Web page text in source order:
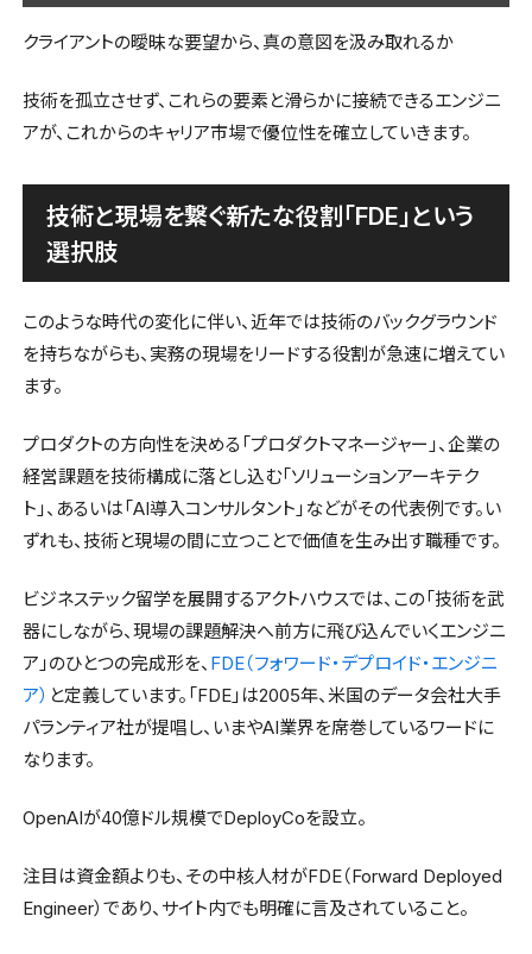
クライアントの曖昧な要望から、真の意図を汲み取れるか
技術を孤立させず、これらの要素と滑らかに接続できるエンジニ
アが、これからのキャリア市場で優位性を確立していきます。
技術と現場を繋ぐ新たな役割「FDE」という
選択肢
このような時代の変化に伴い、近年では技術のバックグラウンド
を持ちながらも、実務の現場をリードする役割が急速に増えてい
ます。
プロダクトの方向性を決める「プロダクトマネージャー」、企業の
経営課題を技術構成に落とし込む「ソリューションアーキテク
ト」、あるいは「AI導入コンサルタント」などがその代表例です。い
ずれも、技術と現場の間に立つことで価値を生み出す職種です。
ビジネステック留学を展開するアクトハウスでは、この「技術を武
器にしながら、現場の課題解決へ前方に飛び込んでいくエンジニ
ア」のひとつの完成形を、 FDE（フォワード・デプロイド・エンジニ
ア） と定義しています。「FDE」は2005年、米国のデータ会社大手
パランティア社が提唱し、いまやAI業界を席巻しているワードに
なります。
OpenAIが40億ドル規模でDeployCoを設立。
注目は資金額よりも、その中核人材がFDE（Forward Deployed
Engineer）であり、サイト内でも明確に言及されていること。